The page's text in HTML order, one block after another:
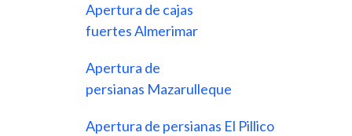
Apertura de cajas
fuertes Almerimar
Apertura de
persianas Mazarulleque
Apertura de persianas El Pillico